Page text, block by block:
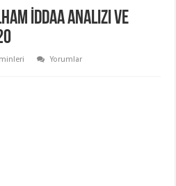
İddaa Analizi ve
Yorumlar